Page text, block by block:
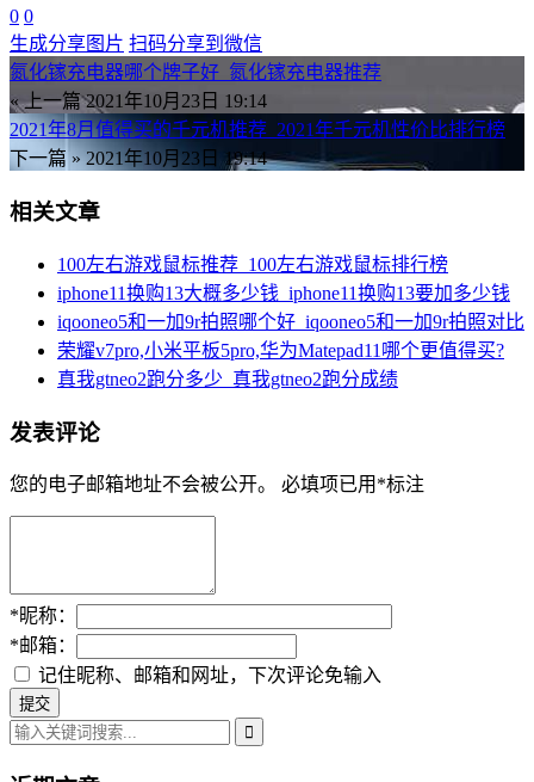
0 0
生成分享图片 扫码分享到微信
氮化镓充电器哪个牌子好_氮化镓充电器推荐
« 上一篇 2021年10月23日 19:14
2021年8月值得买的千元机推荐_2021年千元机性价比排行榜
下一篇 » 2021年10月23日 19:14
相关文章
100左右游戏鼠标推荐_100左右游戏鼠标排行榜
iphone11换购13大概多少钱_iphone11换购13要加多少钱
iqooneo5和一加9r拍照哪个好_iqooneo5和一加9r拍照对比
荣耀v7pro,小米平板5pro,华为Matepad11哪个更值得买?
真我gtneo2跑分多少_真我gtneo2跑分成绩
发表评论
您的电子邮箱地址不会被公开。 必填项已用 *标注
*昵称：
*邮箱：
记住昵称、邮箱和网址，下次评论免输入